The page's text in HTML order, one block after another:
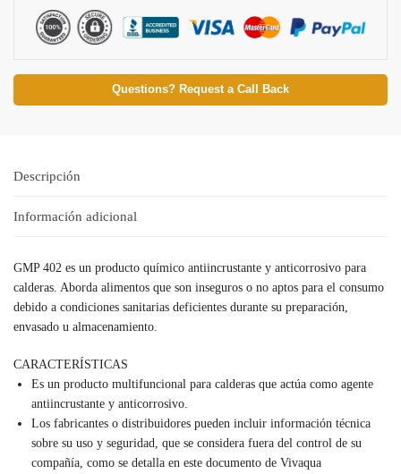
Questions? Request a Call Back
Descripción
Información adicional
GMP 402 es un producto químico antiincrustante y anticorrosivo para
calderas. Aborda alimentos que son inseguros o no aptos para el consumo
debido a condiciones sanitarias deficientes durante su preparación,
envasado u almacenamiento.
CARACTERÍSTICAS
Es un producto multifuncional para calderas que actúa como agente
antiincrustante y anticorrosivo.
Los fabricantes o distribuidores pueden incluir información técnica
sobre su uso y seguridad, que se considera fuera del control de su
compañía, como se detalla en este documento de Vivaqua